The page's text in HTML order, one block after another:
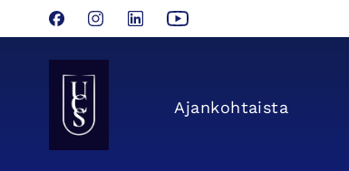
FacebookInstagram
LinkedInYouTube
Seinäjoen Yliopistokeskus UCSin etusivulle
Ajan­kohtaista